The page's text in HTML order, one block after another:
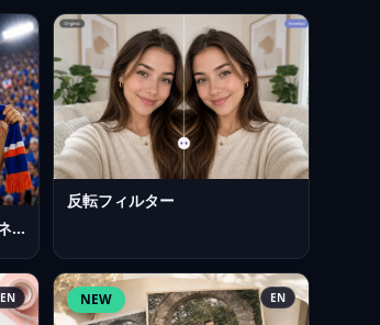
AIサッカーユニフォームジェネレーター
反転フィルター
EN NEW EN